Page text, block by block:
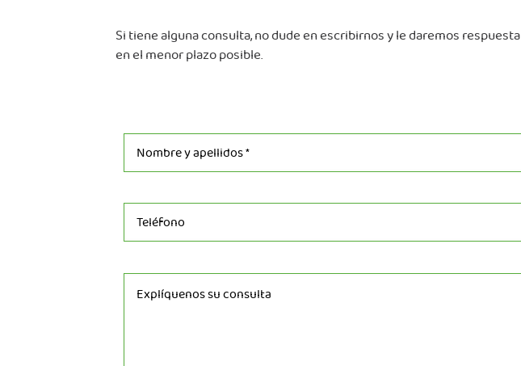
Si tiene alguna consulta, no dude en escribirnos y le daremos respuesta
en el menor plazo posible.